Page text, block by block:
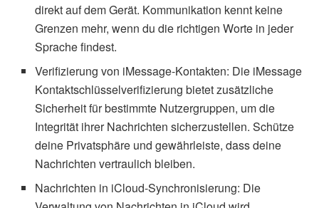
direkt auf dem Gerät. Kommunikation kennt keine
Grenzen mehr, wenn du die richtigen Worte in jeder
Sprache findest.
Verifizierung von iMessage-Kontakten: Die iMessage
Kontaktschlüsselverifizierung bietet zusätzliche
Sicherheit für bestimmte Nutzergruppen, um die
Integrität ihrer Nachrichten sicherzustellen. Schütze
deine Privatsphäre und gewährleiste, dass deine
Nachrichten vertraulich bleiben.
Nachrichten in iCloud-Synchronisierung: Die